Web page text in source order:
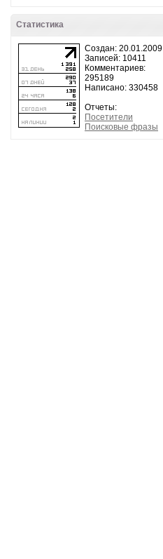
Статистика
Создан: 20.01.2009
Записей: 10411
Комментариев:
295189
Написано: 330458
Отчеты:
Посетители
Поисковые фразы